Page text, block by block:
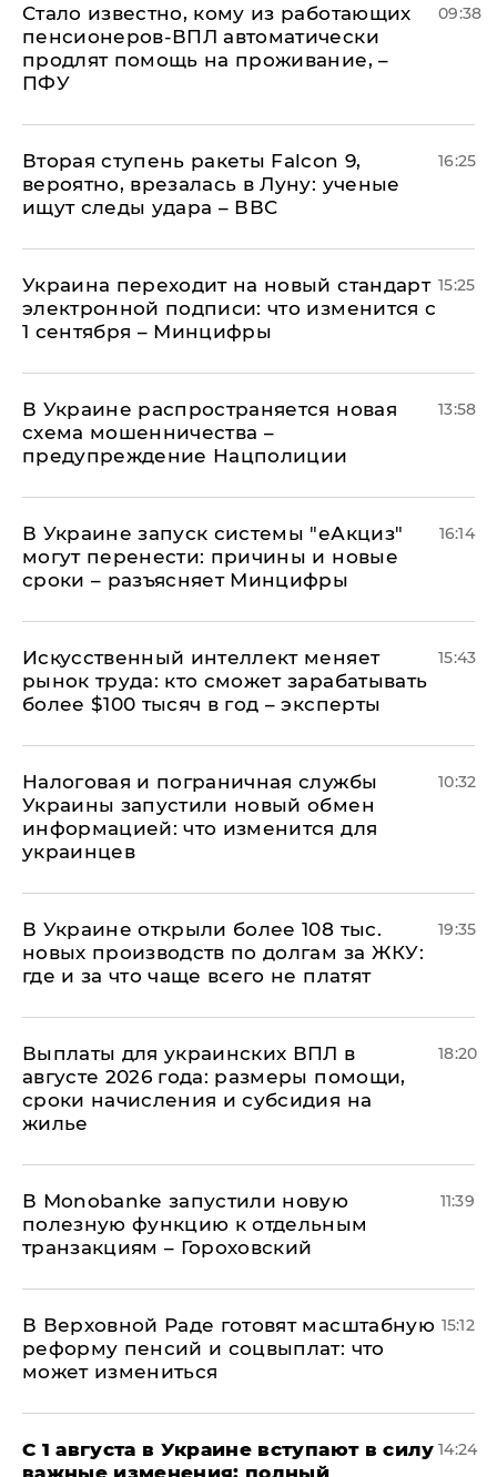
Стало известно, кому из работающих
пенсионеров-ВПЛ автоматически
продлят помощь на проживание, –
ПФУ
09:38
Вторая ступень ракеты Falcon 9,
вероятно, врезалась в Луну: ученые
ищут следы удара – ВВС
16:25
Украина переходит на новый стандарт
электронной подписи: что изменится с
1 сентября – Минцифры
15:25
В Украине распространяется новая
схема мошенничества –
предупреждение Нацполиции
13:58
В Украине запуск системы "еАкциз"
могут перенести: причины и новые
сроки – разъясняет Минцифры
16:14
Искусственный интеллект меняет
рынок труда: кто сможет зарабатывать
более $100 тысяч в год – эксперты
15:43
Налоговая и пограничная службы
Украины запустили новый обмен
информацией: что изменится для
украинцев
10:32
В Украине открыли более 108 тыс.
новых производств по долгам за ЖКУ:
где и за что чаще всего не платят
19:35
Выплаты для украинских ВПЛ в
августе 2026 года: размеры помощи,
сроки начисления и субсидия на
жилье
18:20
В Мonobankе запустили новую
полезную функцию к отдельным
транзакциям – Гороховский
11:39
В Верховной Раде готовят масштабную
реформу пенсий и соцвыплат: что
может измениться
15:12
С 1 августа в Украине вступают в силу
важные изменения: полный
14:24